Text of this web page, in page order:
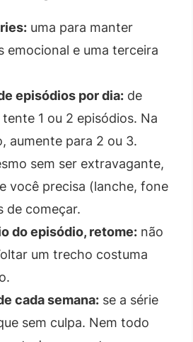
uma para manter
emocional e uma terceira
episódios por dia: de
1 ou 2 episódios. Na
aumente para 2 ou 3.
sem ser extravagante,
você precisa (lanche, fone
de começar.
do episódio, retome: não
um trecho costuma
cada semana: se a série
sem culpa. Nem todo